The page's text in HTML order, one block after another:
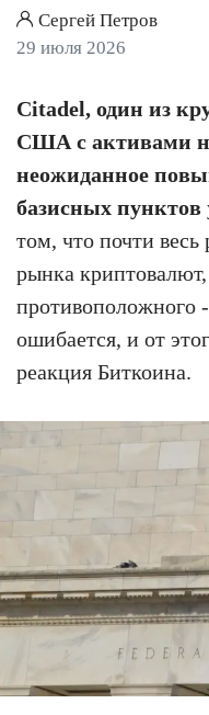
Сергей Петров
29 июля 2026
Citadel, один из
США с активами
неожиданное
базисных пунктов
том, что почти
рынка
противоположного
ошибается, и от
реакция Биткоина.